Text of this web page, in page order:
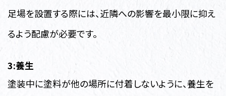
足場を設置する際には、近隣への影響を最小限に抑え
るよう配慮が必要です。
3:養生
塗装中に塗料が他の場所に付着しないように、養生を